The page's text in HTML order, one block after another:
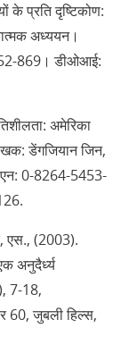
के प्रति दृष्टिकोण:
अध्ययन।
869। डीओआई:
अमेरिका
डेंगजियान जिन,
0-8264-5453-
एस., (2003).
अनुदैर्ध्य
7-18,
60, जुबली हिल्स,